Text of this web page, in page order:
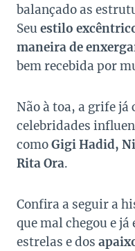
balançado as
Seu estilo
maneira de
bem recebida por
Não à toa, a grife já
celebridades
comoGigi Hadid,
Rita Ora.
Confira a seguir a
que mal chegou e já
estrelas e dos